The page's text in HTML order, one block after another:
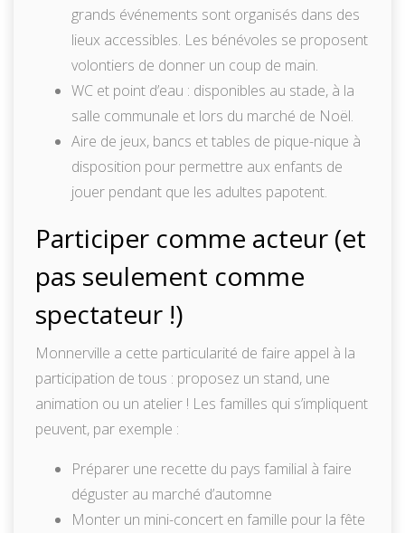
grands événements sont organisés dans des
lieux accessibles. Les bénévoles se proposent
volontiers de donner un coup de main.
WC et point d’eau : disponibles au stade, à la
salle communale et lors du marché de Noël.
Aire de jeux, bancs et tables de pique-nique à
disposition pour permettre aux enfants de
jouer pendant que les adultes papotent.
Participer comme acteur (et
pas seulement comme
spectateur !)
Monnerville a cette particularité de faire appel à la
participation de tous : proposez un stand, une
animation ou un atelier ! Les familles qui s’impliquent
peuvent, par exemple :
Préparer une recette du pays familial à faire
déguster au marché d’automne
Monter un mini-concert en famille pour la fête